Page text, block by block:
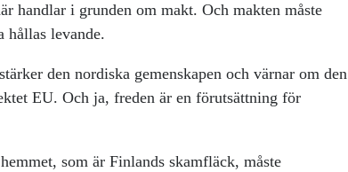
handlar i grunden om makt. Och makten måste
hållas levande.
den nordiska gemenskapen och värnar om den
EU. Och ja, freden är en förutsättning för
som är Finlands skamfläck, måste